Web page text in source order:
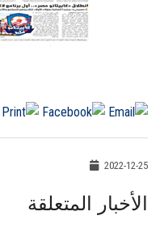
2022-12-25
الأخبار المتعلقة